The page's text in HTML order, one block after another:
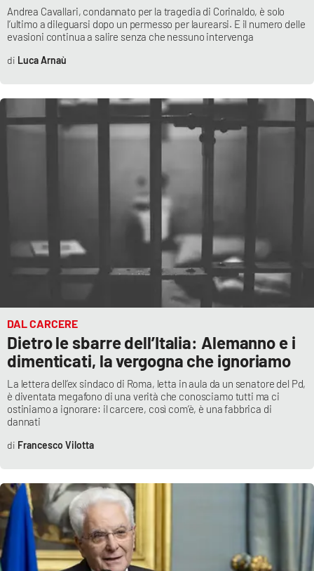
Andrea Cavallari, condannato per la tragedia di Corinaldo, è solo
l’ultimo a dileguarsi dopo un permesso per laurearsi. E il numero delle
evasioni continua a salire senza che nessuno intervenga
Luca Arnaù
DAL CARCERE
Dietro le sbarre dell’Italia: Alemanno e i
dimenticati, la vergogna che ignoriamo
La lettera dell’ex sindaco di Roma, letta in aula da un senatore del Pd,
è diventata megafono di una verità che conosciamo tutti ma ci
ostiniamo a ignorare: il carcere, così com’è, è una fabbrica di
dannati
Francesco Vilotta